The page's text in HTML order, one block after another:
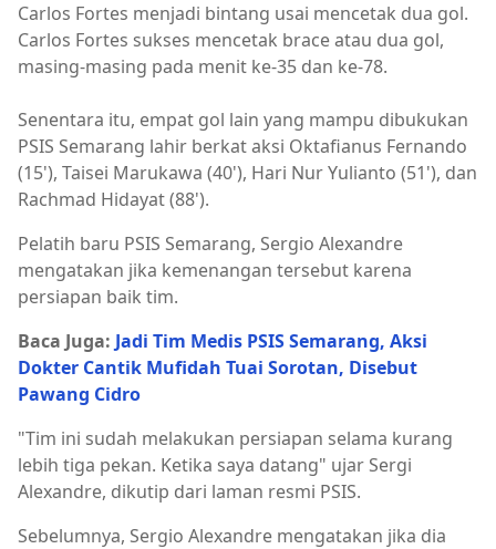
Carlos Fortes menjadi bintang usai mencetak dua gol.
Carlos Fortes sukses mencetak brace atau dua gol,
masing-masing pada menit ke-35 dan ke-78.
Senentara itu, empat gol lain yang mampu dibukukan
PSIS Semarang lahir berkat aksi Oktafianus Fernando
(15'), Taisei Marukawa (40'), Hari Nur Yulianto (51'), dan
Rachmad Hidayat (88').
Pelatih baru PSIS Semarang, Sergio Alexandre
mengatakan jika kemenangan tersebut karena
persiapan baik tim.
Baca Juga: Jadi Tim Medis PSIS Semarang, Aksi
Dokter Cantik Mufidah Tuai Sorotan, Disebut
Pawang Cidro
"Tim ini sudah melakukan persiapan selama kurang
lebih tiga pekan. Ketika saya datang" ujar Sergi
Alexandre, dikutip dari laman resmi PSIS.
Sebelumnya, Sergio Alexandre mengatakan jika dia